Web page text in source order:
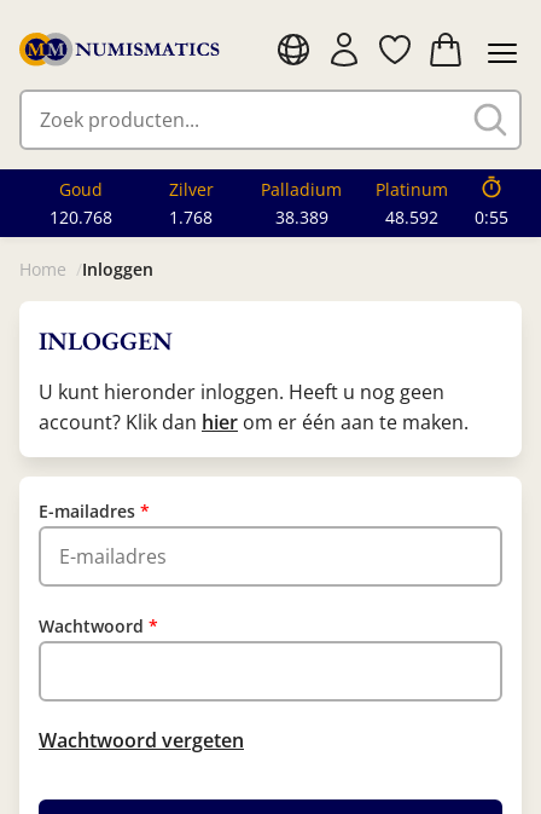
Goud
120.768
Zilver
1.768
Palladium
38.389
Platinum
48.592
0:55
Home Inloggen
INLOGGEN
U kunt hieronder inloggen. Heeft u nog geen
account? Klik dan hier om er één aan te maken.
E-mailadres
Wachtwoord
Wachtwoord vergeten